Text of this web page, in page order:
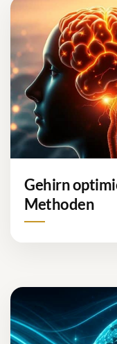
Gehirn
Methoden